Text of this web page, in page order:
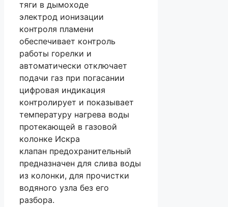
тяги в дымоходе
электрод ионизации
контроля пламени
обеспечивает контроль
работы горелки и
автоматически отключает
подачи газ при погасании
цифровая индикация
контролирует и показывает
температуру нагрева воды
протекающей в газовой
колонке Искра
клапан предохранительный
предназначен для слива воды
из колонки, для прочистки
водяного узла без его
разбора.